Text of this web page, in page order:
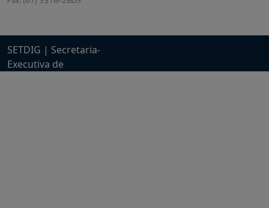
SETDIG | Secretaria-
Executiva de